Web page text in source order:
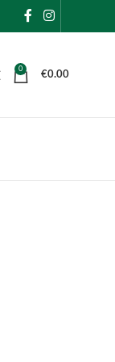
0
€0.00